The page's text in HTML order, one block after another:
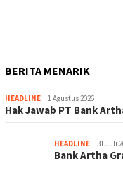
BERITA MENARIK
HEADLINE 1 Agustus 2026
Hak Jawab PT Bank
HEADLINE 31 Juli
Bank Artha